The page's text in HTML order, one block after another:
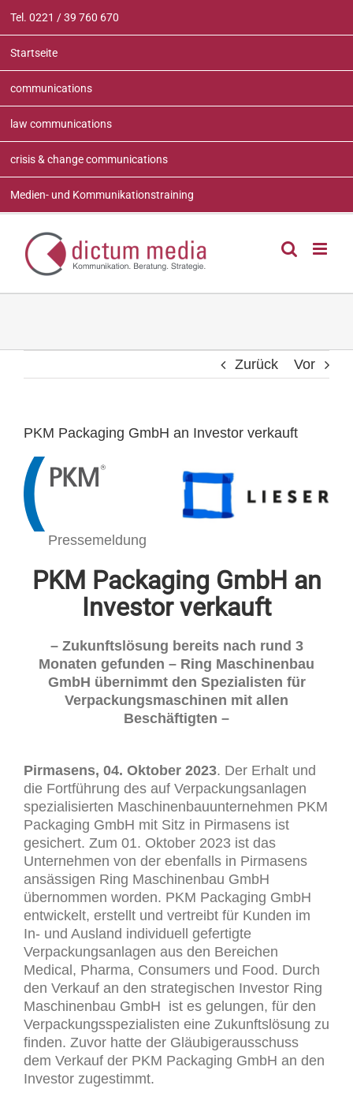
Inhalt
springen
Tel. 0221 / 39 760 670
Startseite
communications
law communications
crisis & change communications
Medien- und Kommunikationstraining
Zurück Vor
PKM Packaging GmbH an Investor verkauft
Pressemeldung
PKM Packaging GmbH an
Investor verkauft
– Zukunftslösung bereits nach rund 3
Monaten gefunden – Ring Maschinenbau
GmbH übernimmt den Spezialisten für
Verpackungsmaschinen mit allen
Beschäftigten –
Pirmasens, 04. Oktober 2023. Der Erhalt und
die Fortführung des auf Verpackungsanlagen
spezialisierten Maschinenbauunternehmen PKM
Packaging GmbH mit Sitz in Pirmasens ist
gesichert. Zum 01. Oktober 2023 ist das
Unternehmen von der ebenfalls in Pirmasens
ansässigen Ring Maschinenbau GmbH
übernommen worden. PKM Packaging GmbH
entwickelt, erstellt und vertreibt für Kunden im
In- und Ausland individuell gefertigte
Verpackungsanlagen aus den Bereichen
Medical, Pharma, Consumers und Food. Durch
den Verkauf an den strategischen Investor Ring
Maschinenbau GmbH ist es gelungen, für den
Verpackungsspezialisten eine Zukunftslösung zu
finden. Zuvor hatte der Gläubigerausschuss
dem Verkauf der PKM Packaging GmbH an den
Investor zugestimmt.